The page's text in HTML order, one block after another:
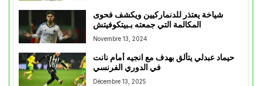
شياخة يعتذر للدنماركيين ويكشف فحوى
المكالمة التي جمعته بـبيتكوفيتش
Novembre 13, 2024
حيماد عبدلي يتألق بهدف مع انجيه أمام نانت
في الدوري الفرنسي
Décembre 13, 2025